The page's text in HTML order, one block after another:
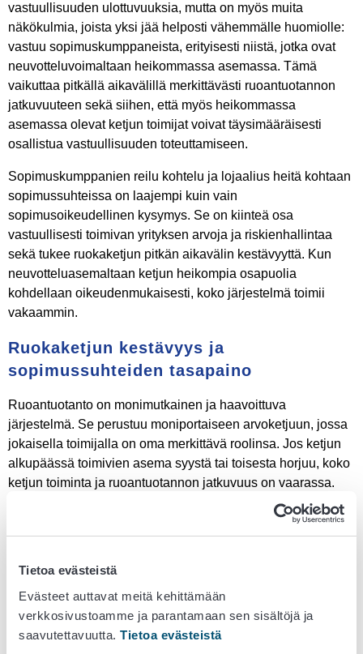
Tietoa evästeistä
Evästeet auttavat meitä kehittämään
verkkosivustoamme ja parantamaan sen sisältöjä ja
saavutettavuutta. Tietoa evästeistä
vastuullisuuden ulottuvuuksia, mutta on myös muita
näkökulmia, joista yksi jää helposti vähemmälle huomiolle:
vastuu sopimuskumppaneista, erityisesti niistä, jotka ovat
neuvotteluvoimaltaan heikommassa asemassa. Tämä
vaikuttaa pitkällä aikavälillä merkittävästi ruoantuotannon
jatkuvuuteen sekä siihen, että myös heikommassa
asemassa olevat ketjun toimijat voivat täysimääräisesti
osallistua vastuullisuuden toteuttamiseen.
Sopimuskumppanien reilu kohtelu ja lojaalius heitä kohtaan
sopimussuhteissa on laajempi kuin vain
sopimusoikeudellinen kysymys. Se on kiinteä osa
vastuullisesti toimivan yrityksen arvoja ja riskienhallintaa
sekä tukee ruokaketjun pitkän aikavälin kestävyyttä. Kun
neuvotteluasemaltaan ketjun heikompia osapuolia
kohdellaan oikeudenmukaisesti, koko järjestelmä toimii
vakaammin.
Ruokaketjun kestävyys ja
sopimussuhteiden tasapaino
Ruoantuotanto on monimutkainen ja haavoittuva
järjestelmä. Se perustuu moniportaiseen arvoketjuun, jossa
jokaisella toimijalla on oma merkittävä roolinsa. Jos ketjun
alkupäässä toimivien asema syystä tai toisesta horjuu, koko
ketjun toiminta ja ruoantuotannon jatkuvuus on vaarassa.
Reilu sopimuskumppanuus pitää nähdä strategisena
investointina ruoantuotannon jatkuvuuteen. Kun
toimintaedellytykset turvataan, koko ketju vahvistuu.
Oikeudenmukaisuuden toteuttaminen ruokaketjussa laaja-
alaisesti on olennainen osa ruokaturvaa ja huoltovarmuutta.